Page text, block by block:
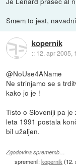
Smem to jest,
kopernik
:: 12. apr 2005,
@NoUse4AName
Ne strinjamo se s
kako jo je !
Tisto o Sloveniji pa
leta 1991 postala
bil užaljen.
Zgodovina sprememb…
spremenil:kopernik (12.